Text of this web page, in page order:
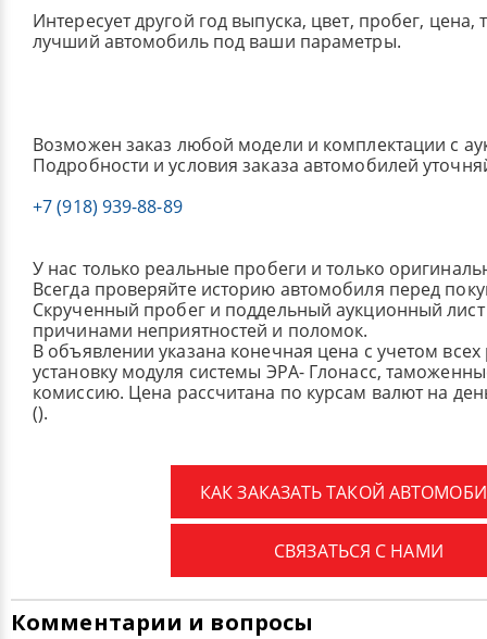
Интересует другой год выпуска, цвет, пробег,
лучший автомобиль под ваши параметры.
Возможен заказ любой модели и комплектации с
Подробности и условия заказа автомобилей
+7 (918) 939-88-89
У нас только реальные пробеги и только
Всегда проверяйте историю автомобиля перед
Скрученный пробег и поддельный аукционный лист
причинами неприятностей и поломок.
В объявлении указана конечная цена с учетом
установку модуля системы ЭРА- Глонасс,
комиссию. Цена рассчитана по курсам валют на
().
КАК ЗАКАЗАТЬ ТАКОЙ
СВЯЗАТЬСЯ С НАМИ
Комментарии и вопросы